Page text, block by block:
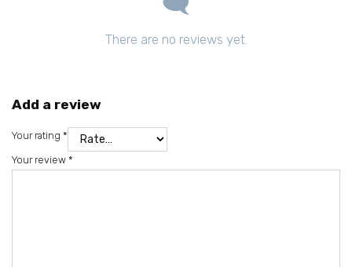
There are no reviews yet.
Add a review
Your rating *
Your review *